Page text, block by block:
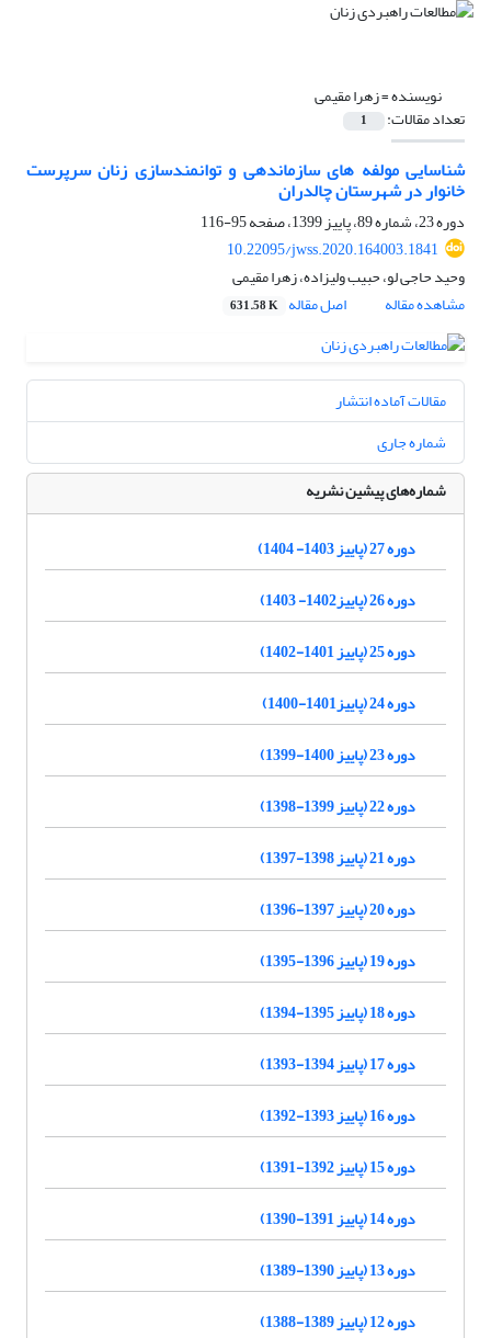
نویسنده =زهرا مقیمی
تعداد مقالات: 1
شناسایی مولفه های سازماندهی و توانمندسازی زنان سرپرست
خانوار در شهرستان چالدران
دوره 23، شماره 89، پاییز 1399، صفحه
95-116
10.22095/jwss.2020.164003.1841
وحید حاجی لو، حبیب ولیزاده، زهرا مقیمی
مشاهده مقاله
اصل مقاله 631.58 K
مقالات آماده انتشار
شماره جاری
شماره‌های پیشین نشریه
دوره 27 (پاییز 1403- 1404)
دوره 26 (پاییز1402- 1403)
دوره 25 (پاییز 1401-1402)
دوره 24 (پاییز1401-1400)
دوره 23 (پاییز 1400-1399)
دوره 22 (پاییز 1399-1398)
دوره 21 (پاییز 1398-1397)
دوره 20 (پاییز 1397-1396)
دوره 19 (پاییز 1396-1395)
دوره 18 (پاییز 1395-1394)
دوره 17 (پاییز 1394-1393)
دوره 16 (پاییز 1393-1392)
دوره 15 (پاییز 1392-1391)
دوره 14 (پاییز 1391-1390)
دوره 13 (پاییز 1390-1389)
دوره 12 (پاییز 1389-1388)